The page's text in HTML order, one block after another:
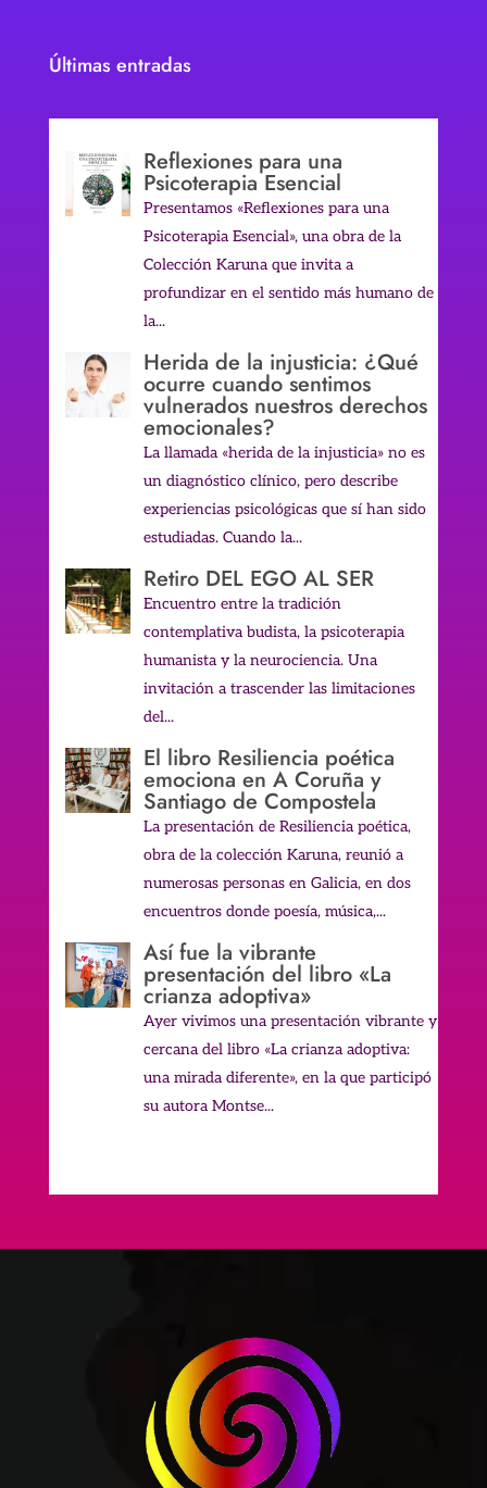
Últimas entradas
Reflexiones para una
Psicoterapia Esencial
Presentamos «Reflexiones para una
Psicoterapia Esencial», una obra de la
Colección Karuna que invita a
profundizar en el sentido más humano de
la...
Herida de la injusticia: ¿Qué
ocurre cuando sentimos
vulnerados nuestros derechos
emocionales?
La llamada «herida de la injusticia» no es
un diagnóstico clínico, pero describe
experiencias psicológicas que sí han sido
estudiadas. Cuando la...
Retiro DEL EGO AL SER
Encuentro entre la tradición
contemplativa budista, la psicoterapia
humanista y la neurociencia. Una
invitación a trascender las limitaciones
del...
El libro Resiliencia poética
emociona en A Coruña y
Santiago de Compostela
La presentación de Resiliencia poética,
obra de la colección Karuna, reunió a
numerosas personas en Galicia, en dos
encuentros donde poesía, música,...
Así fue la vibrante
presentación del libro «La
crianza adoptiva»
Ayer vivimos una presentación vibrante y
cercana del libro «La crianza adoptiva:
una mirada diferente», en la que participó
su autora Montse...